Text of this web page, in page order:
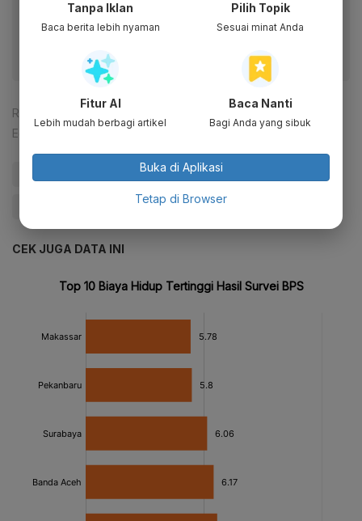
Dapatkan pengalaman membaca lebih nyaman dan nikmati
fitur menarik lainnya lewat aplikasi mobile Katadata.
Reporter:
Editor:
Ferrika Lukmana Sari
#Kota #NFT Termahal
#Give Me Perspective
CEK JUGA DATA INI
Tanpa Iklan
Baca berita lebih nyaman
Pilih Topik
Sesuai minat Anda
Fitur AI
Lebih mudah berbagi artikel
Baca Nanti
Bagi Anda yang sibuk
Buka di Aplikasi
Tetap di Browser